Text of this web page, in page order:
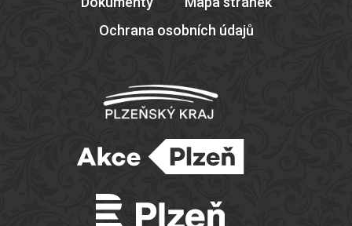
Ochrana osobních údajů